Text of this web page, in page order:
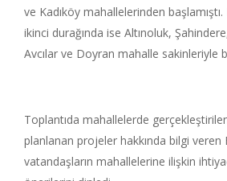
ve Kadıköy mahallelerinden başlamıştı.
ikinci durağında ise Altınoluk,
Avcılar ve Doyran mahalle sakinleriyle
Toplantıda mahallelerde
planlanan projeler hakkında bilgi veren
vatandaşların mahallelerine ilişkin